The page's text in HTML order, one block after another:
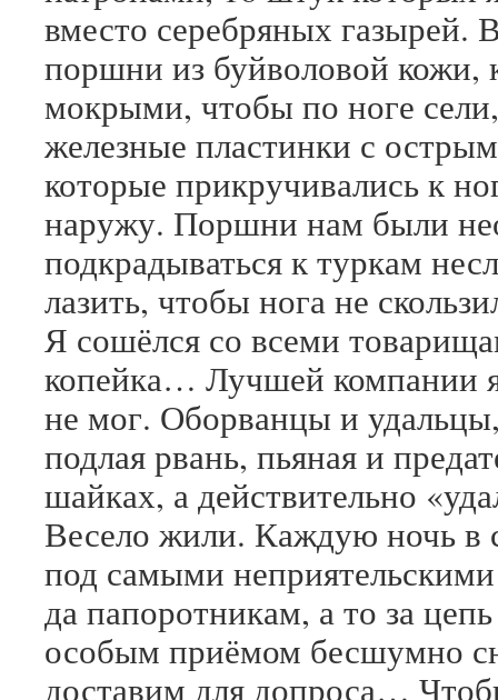
вместо серебряных газырей.
поршни из буйволовой кожи,
мокрыми, чтобы по ноге
железные пластинки с
которые прикручивались к
наружу. Поршни нам были
подкрадываться к туркам
лазить, чтобы нога не
Я сошёлся со всеми
копейка… Лучшей компании
не мог. Оборванцы и
подлая рвань, пьяная и
шайках, а действительно
Весело жили. Каждую ночь в
под самыми
да папоротникам, а то за
особым приёмом бесшумно
доставим для допроса…